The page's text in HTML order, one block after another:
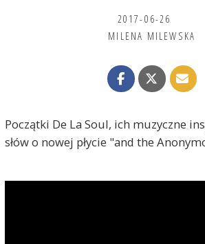
2017-06-26
MILENA MILEWSKA
Początki De La Soul, ich muzyczne
słów o nowej płycie "and the